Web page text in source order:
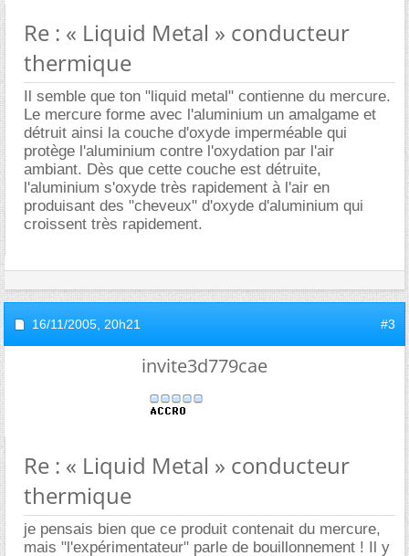
Re : « Liquid Metal » conducteur
thermique
Il semble que ton "liquid metal" contienne du mercure.
Le mercure forme avec l'aluminium un amalgame et
détruit ainsi la couche d'oxyde imperméable qui
protège l'aluminium contre l'oxydation par l'air
ambiant. Dès que cette couche est détruite,
l'aluminium s'oxyde très rapidement à l'air en
produisant des "cheveux" d'oxyde d'aluminium qui
croissent très rapidement.
16/11/2005, 20h21 #3
invite3d779cae
Re : « Liquid Metal » conducteur
thermique
je pensais bien que ce produit contenait du mercure,
mais "l'expérimentateur" parle de bouillonnement ! Il y